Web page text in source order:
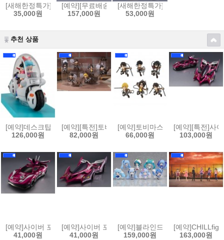
[새해한정특가]요츠바 입체화계획! 리볼텍 단보 오리지날
35,000원
[예약][무료배송]figma 피그마 엘든링 - 영마 토렌트
157,000원
[새해한정특가]figFIX 피그픽스
53,000원
추천 상품
[예약]데스크탑 리얼 맥코이 06 드래곤볼Z - 손오공 & 부르마 한정복
126,000원
[예약][특전]토비마스 진격의 거인(6개박스판매
82,000원
[예약]토비마스 진격의 거인(6개
66,000원
[예약][특전]사
103,000원
[예약]사이버 포뮬러 컬렉션 헤리티지 에디션 사이버 포뮬러 - 프로토
41,000원
[예약]사이버 포뮬러 컬렉션 헤리티지 에디션 사이
41,000원
[예약]블라인드 박스 시리즈 하츠
159,000원
[예약
163,000원